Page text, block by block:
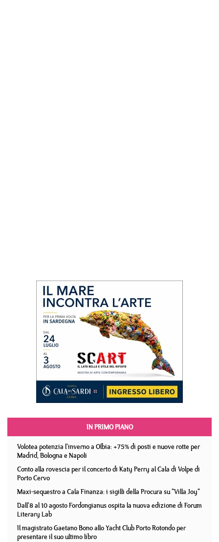
IN PRIMO PIANO
Volotea potenzia l'inverno a Olbia: +75% di posti e nuove rotte per
Madrid, Bologna e Napoli
Conto alla rovescia per il concerto di Katy Perry al Cala di Volpe di
Porto Cervo
Maxi-sequestro a Cala Finanza: i sigilli della Procura su "Villa Joy"
Dall'8 al 10 agosto Fordongianus ospita la nuova edizione di Forum
Literary Lab
Il magistrato Gaetano Bono allo Yacht Club Porto Rotondo per
presentare il suo ultimo libro